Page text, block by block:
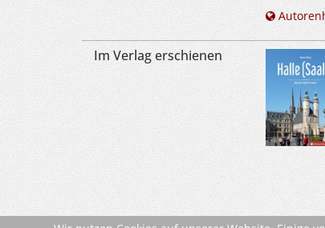
Im Verlag erschienen